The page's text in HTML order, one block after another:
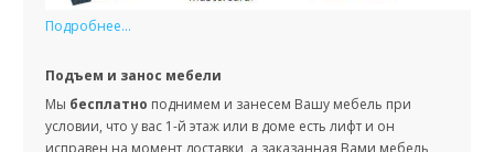
Подробнее...
Подъем и занос мебели
Мы бесплатно поднимем и занесем Вашу мебель при
условии, что у вас 1-й этаж или в доме есть лифт и он